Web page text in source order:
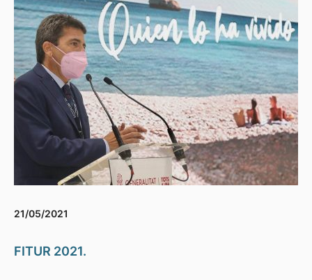
21/05/2021
FITUR 2021.